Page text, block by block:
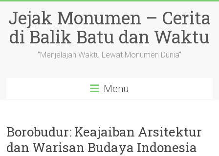
content
Jejak Monumen – Cerita
di Balik Batu dan Waktu
"Menjelajah Waktu Lewat Monumen Dunia"
Menu
Borobudur: Keajaiban Arsitektur
dan Warisan Budaya Indonesia